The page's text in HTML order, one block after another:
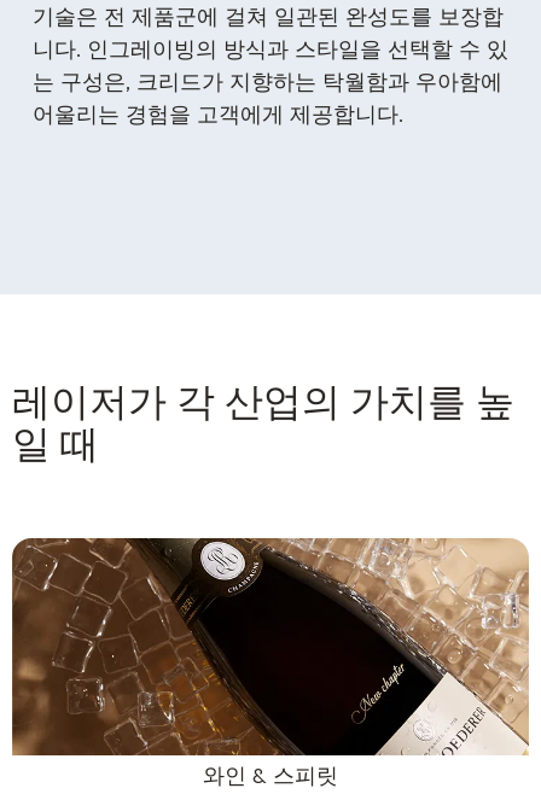
기술은 전 제품군에 걸쳐 일관된 완성도를 보장합
니다. 인그레이빙의 방식과 스타일을 선택할 수 있
는 구성은, 크리드가 지향하는 탁월함과 우아함에
어울리는 경험을 고객에게 제공합니다.
레이저가 각 산업의 가치를 높
일 때
와인 & 스피릿